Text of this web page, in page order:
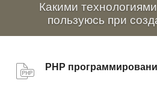
Какими
пользуюсь при
PHP